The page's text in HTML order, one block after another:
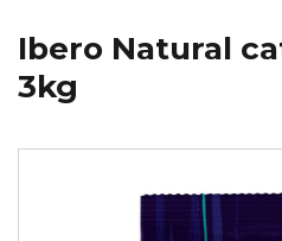
Ibero Natural
3kg